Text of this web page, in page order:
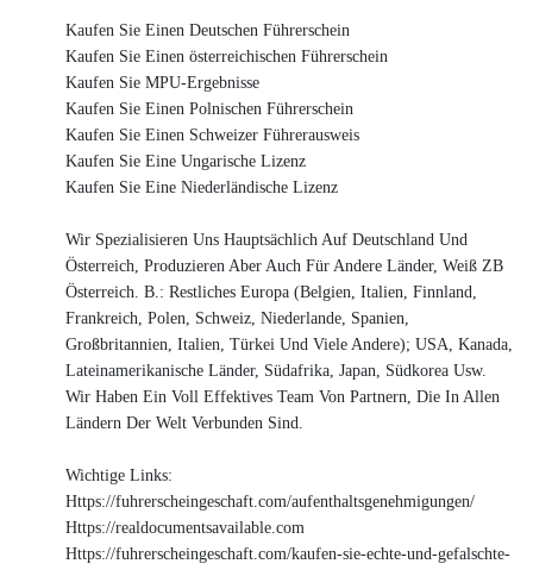
Kaufen Sie Einen Deutschen Führerschein
Kaufen Sie Einen österreichischen Führerschein
Kaufen Sie MPU-Ergebnisse
Kaufen Sie Einen Polnischen Führerschein
Kaufen Sie Einen Schweizer Führerausweis
Kaufen Sie Eine Ungarische Lizenz
Kaufen Sie Eine Niederländische Lizenz
Wir Spezialisieren Uns Hauptsächlich Auf Deutschland Und
Österreich, Produzieren Aber Auch Für Andere Länder, Weiß ZB
Österreich. B.: Restliches Europa (Belgien, Italien, Finnland,
Frankreich, Polen, Schweiz, Niederlande, Spanien,
Großbritannien, Italien, Türkei Und Viele Andere); USA, Kanada,
Lateinamerikanische Länder, Südafrika, Japan, Südkorea Usw.
Wir Haben Ein Voll Effektives Team Von Partnern, Die In Allen
Ländern Der Welt Verbunden Sind.
Wichtige Links:
Https://fuhrerscheingeschaft.com/aufenthaltsgenehmigungen/
Https://realdocumentsavailable.com
Https://fuhrerscheingeschaft.com/kaufen-sie-echte-und-gefalschte-